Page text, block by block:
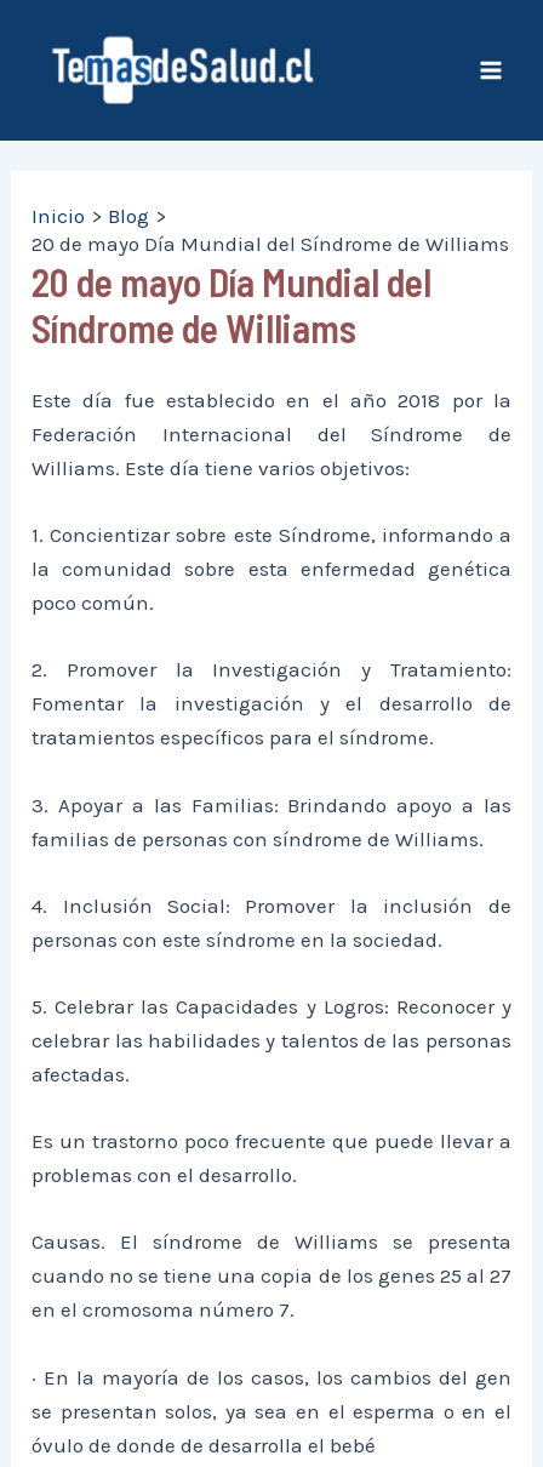
contenido
Inicio
Blog
20 de mayo Día Mundial del Síndrome de Williams
20 de mayo Día Mundial del
Síndrome de Williams
Este día fue establecido en el año 2018 por la
Federación Internacional del Síndrome de
Williams. Este día tiene varios objetivos:
1. Concientizar sobre este Síndrome, informando a
la comunidad sobre esta enfermedad genética
poco común.
2. Promover la Investigación y Tratamiento:
Fomentar la investigación y el desarrollo de
tratamientos específicos para el síndrome.
3. Apoyar a las Familias: Brindando apoyo a las
familias de personas con síndrome de Williams.
4. Inclusión Social: Promover la inclusión de
personas con este síndrome en la sociedad.
5. Celebrar las Capacidades y Logros: Reconocer y
celebrar las habilidades y talentos de las personas
afectadas.
Es un trastorno poco frecuente que puede llevar a
problemas con el desarrollo.
Causas. El síndrome de Williams se presenta
cuando no se tiene una copia de los genes 25 al 27
en el cromosoma número 7.
· En la mayoría de los casos, los cambios del gen
se presentan solos, ya sea en el esperma o en el
óvulo de donde de desarrolla el bebé